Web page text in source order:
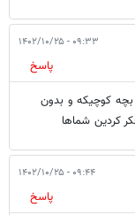
۰۹:۳۳ - ۱۴۰۲/۱۰/۲۵
پاسخ
بچه کوچیکه و بدون
کردین شماها
۰۹:۴۴ - ۱۴۰۲/۱۰/۲۵
پاسخ